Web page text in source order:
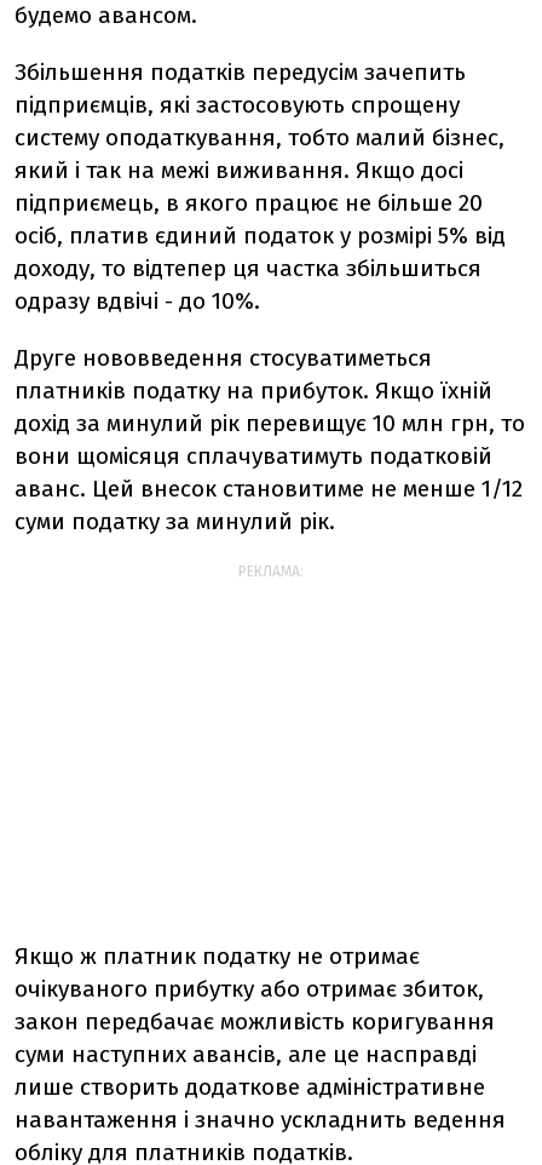
будемо авансом.
Збільшення податків передусім зачепить
підприємців, які застосовують спрощену
систему оподаткування, тобто малий бізнес,
який і так на межі виживання. Якщо досі
підприємець, в якого працює не більше 20
осіб, платив єдиний податок у розмірі 5% від
доходу, то відтепер ця частка збільшиться
одразу вдвічі - до 10%.
Друге нововведення стосуватиметься
платників податку на прибуток. Якщо їхній
дохід за минулий рік перевищує 10 млн грн, то
вони щомісяця сплачуватимуть податковій
аванс. Цей внесок становитиме не менше 1/12
суми податку за минулий рік.
РЕКЛАМА:
Якщо ж платник податку не отримає
очікуваного прибутку або отримає збиток,
закон передбачає можливість коригування
суми наступних авансів, але це насправді
лише створить додаткове адміністративне
навантаження і значно ускладнить ведення
обліку для платників податків.